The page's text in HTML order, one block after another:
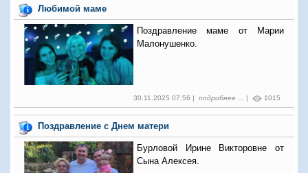
Любимой маме
Поздравление маме от Марии
Малонушенко.
30.11.2025 07:56 | подробнее ... | 1015
Поздравление с Днем матери
Бурловой Ирине Викторовне от
Сына Алексея.